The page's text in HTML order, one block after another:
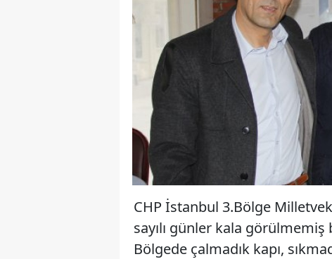
CHP İstanbul 3.Bölge
sayılı günler kala
Bölgede çalmadık kapı,